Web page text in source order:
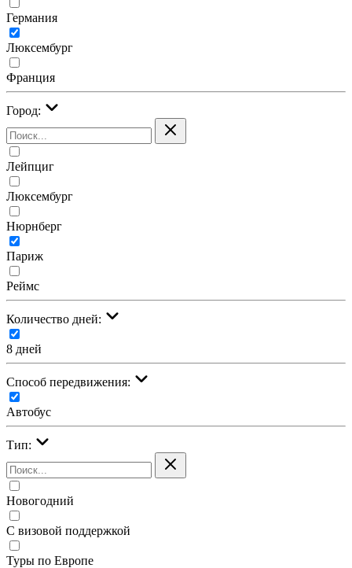
Германия
Люксембург
Франция
Город:
Лейпциг
Люксембург
Нюрнберг
Париж
Реймс
Количество дней:
8 дней
Cпособ передвижения:
Автобус
Тип:
Новогодний
С визовой поддержкой
Туры по Европе